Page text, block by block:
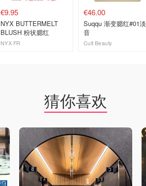
€9.95
NYX BUTTERMELT
BLUSH 粉状腮红
NYX FR
€46.00
Suqqu 渐变腮红#01淡
音
Cult Beauty
猜你喜欢